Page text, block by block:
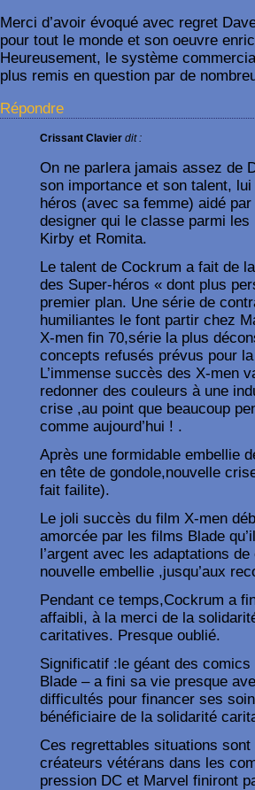
Merci d’avoir évoqué avec regret
pour tout le monde et son oeuvre
Heureusement, le système
plus remis en question par de
Répondre
Crissant Clavier dit :
On ne parlera jamais assez de
son importance et son talent,
héros (avec sa femme) aidé
designer qui le classe parmi
Kirby et Romita.
Le talent de Cockrum a fait de
des Super-héros « dont plus
premier plan. Une série de
humiliantes le font partir chez
X-men fin 70,série la plus
concepts refusés prévus pour
L’immense succès des X-men
redonner des couleurs à une
crise ,au point que beaucoup
comme aujourd’hui ! .
Après une formidable embellie
en tête de gondole,nouvelle
fait failite).
Le joli succès du film X-men
amorcée par les films Blade
l’argent avec les adaptations
nouvelle embellie ,jusqu’aux
Pendant ce temps,Cockrum a
affaibli, à la merci de la
caritatives. Presque oublié.
Significatif :le géant des
Blade – a fini sa vie presque
difficultés pour financer ses
bénéficiaire de la solidarité
Ces regrettables situations
créateurs vétérans dans les
pression DC et Marvel finiront